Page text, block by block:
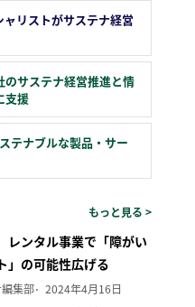
ャリストがサステナ経営
のサステナ経営推進と情
支援
テナブルな製品・サー
もっと見る >
レンタル事業で「障がい
」の可能性広げる
集部 2024年4月16日